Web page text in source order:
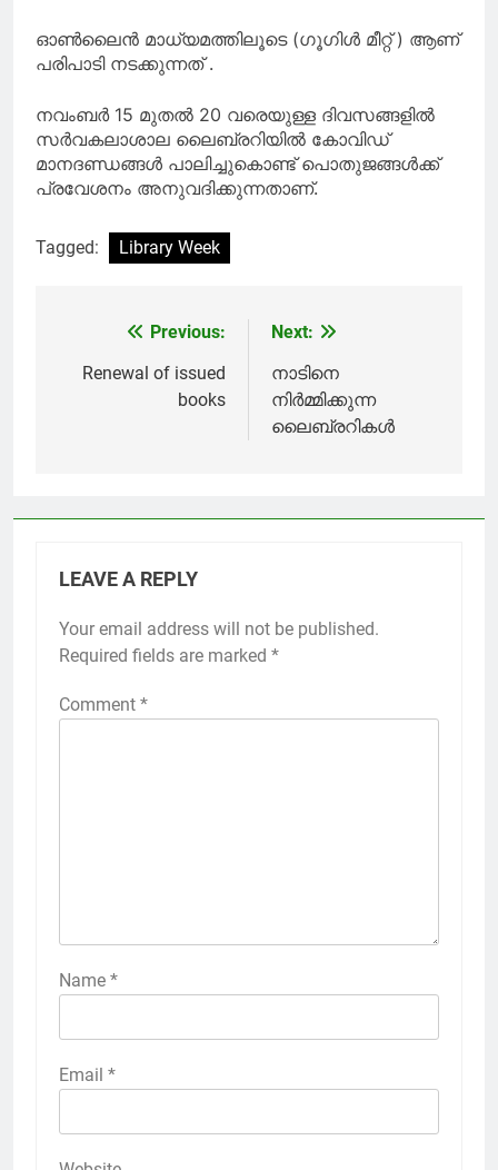
ഓൺലൈൻ മാധ്യമത്തിലൂടെ (ഗൂഗിൾ മീറ്റ് ) ആണ്
പരിപാടി നടക്കുന്നത് .
നവംബർ 15 മുതൽ 20 വരെയുള്ള ദിവസങ്ങളിൽ
സർവകലാശാല ലൈബ്രറിയിൽ കോവിഡ്
മാനദണ്ഡങ്ങൾ പാലിച്ചുകൊണ്ട് പൊതുജങ്ങൾക്ക്
പ്രവേശനം അനുവദിക്കുന്നതാണ്.
Tagged: Library Week
navigation
Previous:
Renewal of issued
books
Next:
നാടിനെ
നിർമ്മിക്കുന്ന
ലൈബ്രറികൾ
LEAVE A REPLY
Your email address will not be published.
Required fields are marked *
Comment *
Name *
Email *